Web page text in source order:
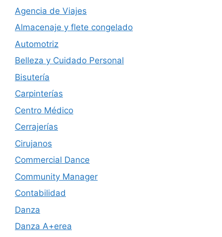
Agencia de Viajes
Almacenaje y flete congelado
Automotriz
Belleza y Cuidado Personal
Bisutería
Carpinterías
Centro Médico
Cerrajerías
Cirujanos
Commercial Dance
Community Manager
Contabilidad
Danza
Danza A+erea